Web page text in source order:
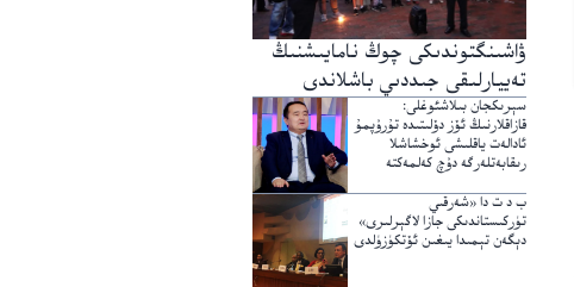
ۋاشىنگتوندىكى چوڭ نامايىشنىڭ
تەييارلىقى جىددىي باشلاندى
سېرىكجان بىلاشئوغلى:
قازاقلارنىڭ ئۆز دۆلىتىدە تۇرۇپمۇ
ئادالەت ياقلىشى ئوخشاشلا
رىقابەتلەرگە دۇچ كەلمەكتە
ب د ت دا «شەرقىي
تۈركىستاندىكى جازا لاگېرلىرى»
دېگەن تېمىدا يىغىن ئۆتكۈزۈلدى